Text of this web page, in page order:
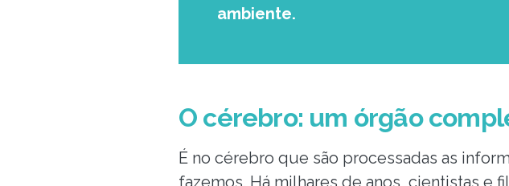
ambiente.
O cérebro: um órgão
É no cérebro que são processadas as
fazemos. Há milhares de anos, cientistas